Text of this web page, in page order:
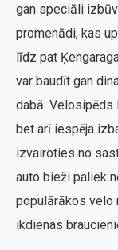
gan speciāli
promenādi, kas
līdz pat
var baudīt gan
dabā. Velosipēds
bet arī iespēja
izvairoties no
auto bieži paliek
populārākos velo
ikdienas